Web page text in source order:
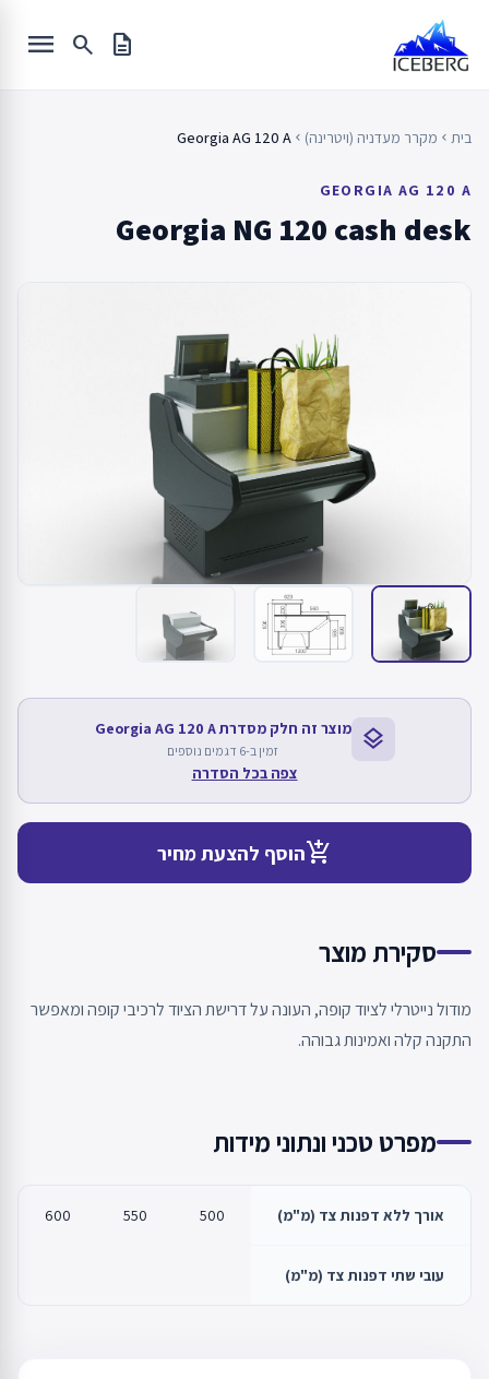
content
description
search
menu
בית chevron_left מקרר מעדניה (ויטרינה) chevron_left
Georgia AG 120 A
GEORGIA AG 120 A
Georgia NG 120 cash desk
layers מוצר זה חלק מסדרת Georgia AG 120 A
זמין ב-6 דגמים נוספים
צפה בכל הסדרה
add_shopping_cartהוסף להצעת מחיר
סקירת מוצר
מודול נייטרלי לציוד קופה, העונה על דרישת הציוד לרכיבי קופה ומאפשר
התקנה קלה ואמינות גבוהה.
מפרט טכני ונתוני מידות
אורך ללא דפנות צד (מ"מ) 500
550
600
עובי שתי דפנות צד (מ"מ)